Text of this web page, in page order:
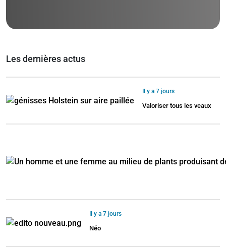
Les dernières actus
Il y a 7 jours
Valoriser tous les veaux
Il y a 7 jours
Néo